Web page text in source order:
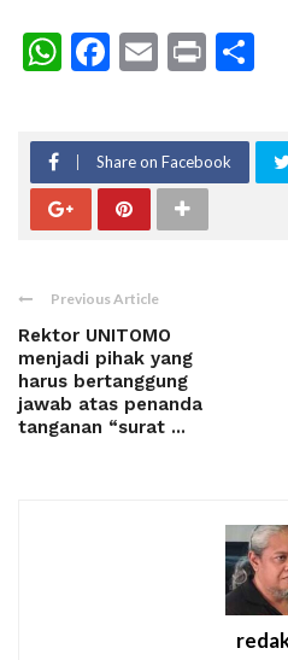
WhatsApp
Facebook
Email
Print
Share on Facebook
Previous Article
Rektor UNITOMO
menjadi pihak yang
harus bertanggung
jawab atas penanda
tanganan “surat ...